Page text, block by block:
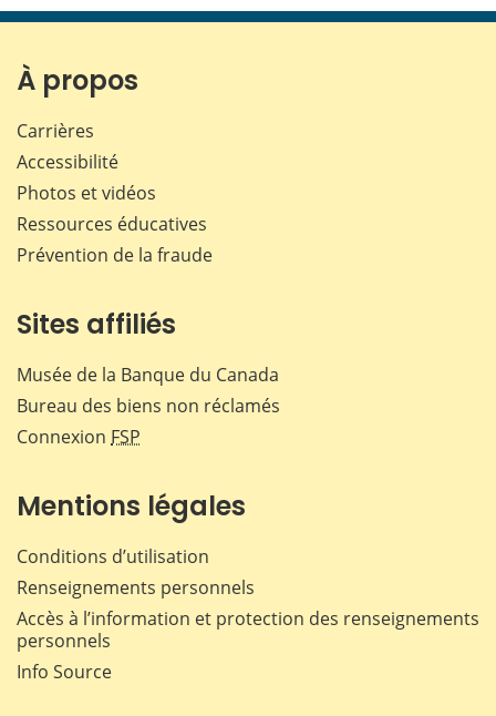
page page page page
À propos
Carrières
Accessibilité
Photos et vidéos
Ressources éducatives
Prévention de la fraude
Sites affiliés
Musée de la Banque du Canada
Bureau des biens non réclamés
Connexion FSP
Mentions légales
Conditions d’utilisation
Renseignements personnels
Accès à l’information et protection des renseignements
personnels
Info Source